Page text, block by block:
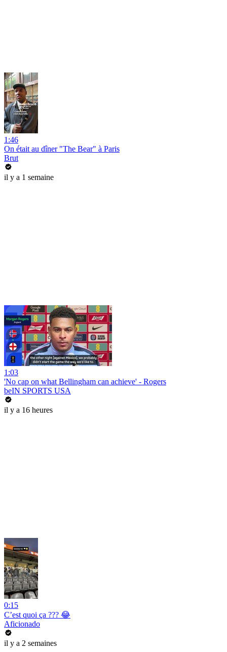
1:46
On était au dîner "The Bear" à Paris
Brut
il y a 1 semaine
1:03
'No cap on what Bellingham can achieve' - Rogers
beIN SPORTS USA
il y a 16 heures
0:15
C’est quoi ça ??? 😂
Aficionado
il y a 2 semaines